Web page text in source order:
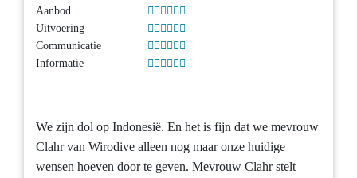
Aanbod
Uitvoering
Communicatie
Informatie
We zijn dol op Indonesië. En het is fijn dat we mevrouw
Clahr van Wirodive alleen nog maar onze huidige
wensen hoeven door te geven. Mevrouw Clahr stelt